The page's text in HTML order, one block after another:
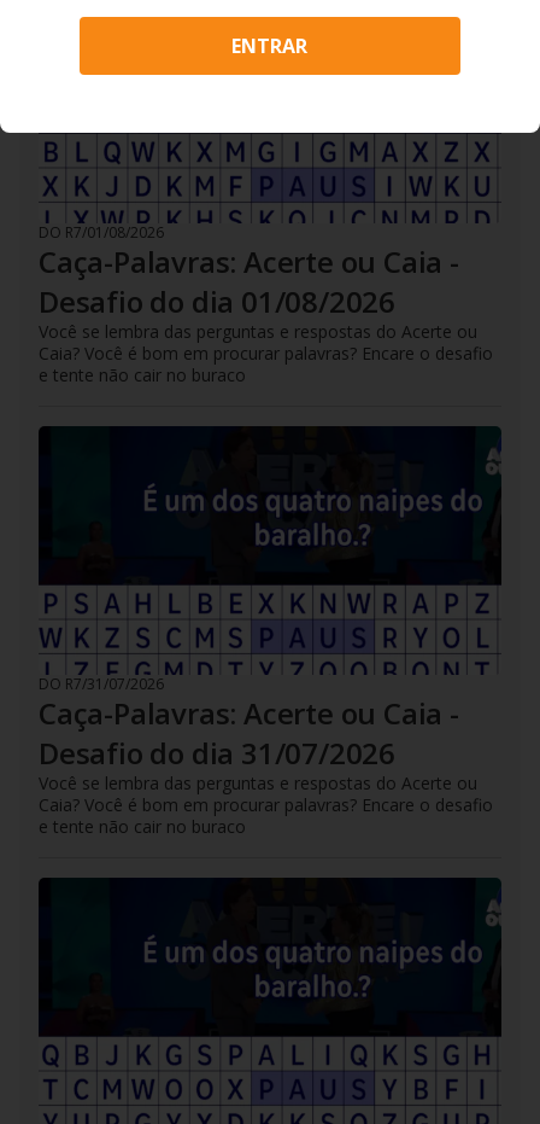
DO R7/01/08/2026
Caça-Palavras: Acerte ou Caia -
Desafio do dia 01/08/2026
Você se lembra das perguntas e respostas do Acerte ou
Caia? Você é bom em procurar palavras? Encare o desafio
e tente não cair no buraco
DO R7/31/07/2026
Caça-Palavras: Acerte ou Caia -
Desafio do dia 31/07/2026
Você se lembra das perguntas e respostas do Acerte ou
Caia? Você é bom em procurar palavras? Encare o desafio
e tente não cair no buraco
ENTRAR